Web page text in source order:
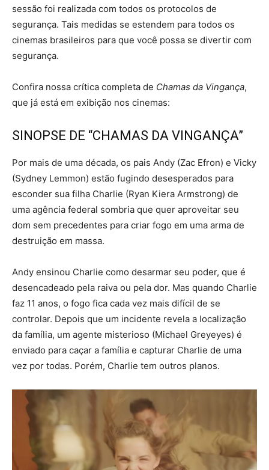
sessão foi realizada com todos os protocolos de
segurança. Tais medidas se estendem para todos os
cinemas brasileiros para que você possa se divertir com
segurança.
Confira nossa crítica completa de Chamas da Vingança,
que já está em exibição nos cinemas:
SINOPSE DE “CHAMAS DA VINGANÇA”
Por mais de uma década, os pais Andy (Zac Efron) e Vicky
(Sydney Lemmon) estão fugindo desesperados para
esconder sua filha Charlie (Ryan Kiera Armstrong) de
uma agência federal sombria que quer aproveitar seu
dom sem precedentes para criar fogo em uma arma de
destruição em massa.
Andy ensinou Charlie como desarmar seu poder, que é
desencadeado pela raiva ou pela dor. Mas quando Charlie
faz 11 anos, o fogo fica cada vez mais difícil de se
controlar. Depois que um incidente revela a localização
da família, um agente misterioso (Michael Greyeyes) é
enviado para caçar a família e capturar Charlie de uma
vez por todas. Porém, Charlie tem outros planos.